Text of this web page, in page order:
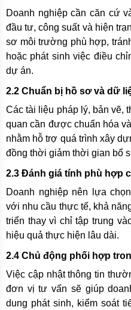
Doanh nghiệp cần căn cứ
đầu tư, công suất và hiện
sơ môi trường phù hợp,
hoặc phát sinh việc điều
dự án.
2.2 Chuẩn bị hồ sơ và dữ
Các tài liệu pháp lý, bản vẽ,
quan cần được chuẩn hóa
nhằm hỗ trợ quá trình xây
đồng thời giảm thời gian bổ
2.3 Đánh giá tính phù hợp
Doanh nghiệp nên lựa
với nhu cầu thực tế, khả
triển thay vì chỉ tập trung
hiệu quả thực hiện lâu dài.
2.4 Chủ động phối hợp
Việc cập nhật thông tin
đơn vị tư vấn sẽ giúp
dung phát sinh, kiểm soát